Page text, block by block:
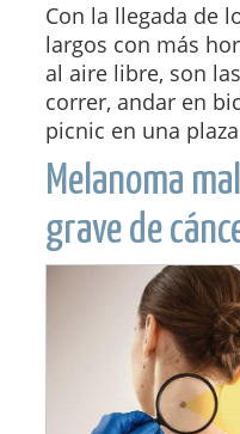
Con la llegada de
largos con más
al aire libre, son
correr, andar en
picnic en una
Melanoma
grave de